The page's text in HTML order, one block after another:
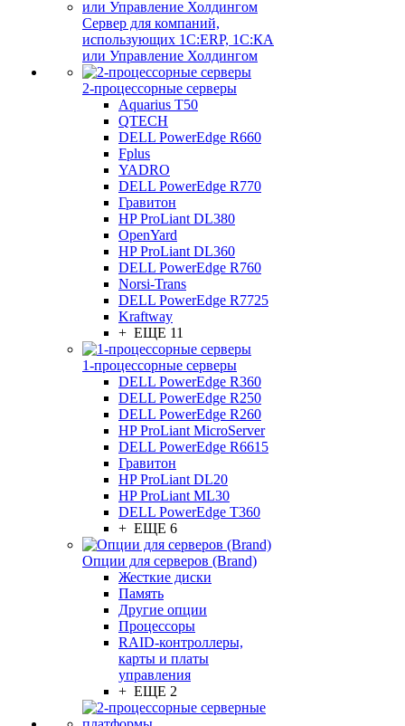
Сервер для компаний,
использующих 1C:ERP, 1С:КА
или Управление Холдингом
2-процессорные серверы
Aquarius T50
QTECH
DELL PowerEdge R660
Fplus
YADRO
DELL PowerEdge R770
Гравитон
HP ProLiant DL380
OpenYard
HP ProLiant DL360
DELL PowerEdge R760
Norsi-Trans
DELL PowerEdge R7725
Kraftway
+ ЕЩЕ 11
1-процессорные серверы
DELL PowerEdge R360
DELL PowerEdge R250
DELL PowerEdge R260
HP ProLiant MicroServer
DELL PowerEdge R6615
Гравитон
HP ProLiant DL20
HP ProLiant ML30
DELL PowerEdge T360
+ ЕЩЕ 6
Опции для серверов (Brand)
Жесткие диски
Память
Другие опции
Процессоры
RAID-контроллеры,
карты и платы
управления
+ ЕЩЕ 2